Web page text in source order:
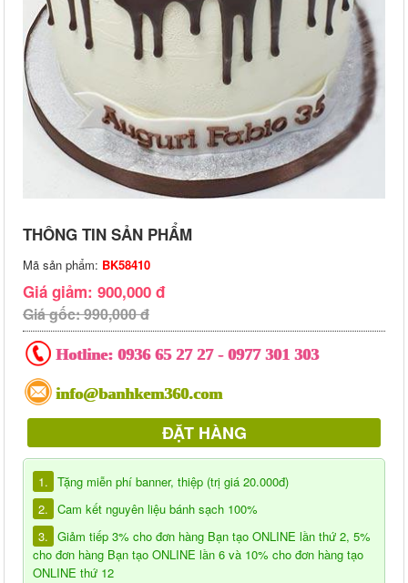
THÔNG TIN SẢN PHẨM
Mã sản phẩm: BK58410
Giá giảm: 900,000 đ
Giá gốc: 990,000 đ
Hotline: 0936 65 27 27 - 0977 301 303
info@banhkem360.com
ĐẶT HÀNG
1. Tặng miễn phí banner, thiệp (trị giá 20.000đ)
2. Cam kết nguyên liệu bánh sạch 100%
3. Giảm tiếp 3% cho đơn hàng Bạn tạo ONLINE lần thứ 2, 5%
cho đơn hàng Bạn tạo ONLINE lần 6 và 10% cho đơn hàng tạo
ONLINE thứ 12